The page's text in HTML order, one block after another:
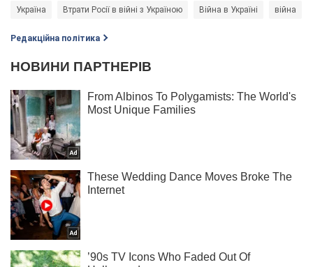
Україна Втрати Росії в війні з Україною Війна в Україні війна
Редакційна політика